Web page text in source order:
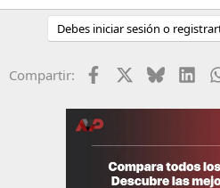
Debes iniciar sesión o
Compartir: Facebook Bluesky